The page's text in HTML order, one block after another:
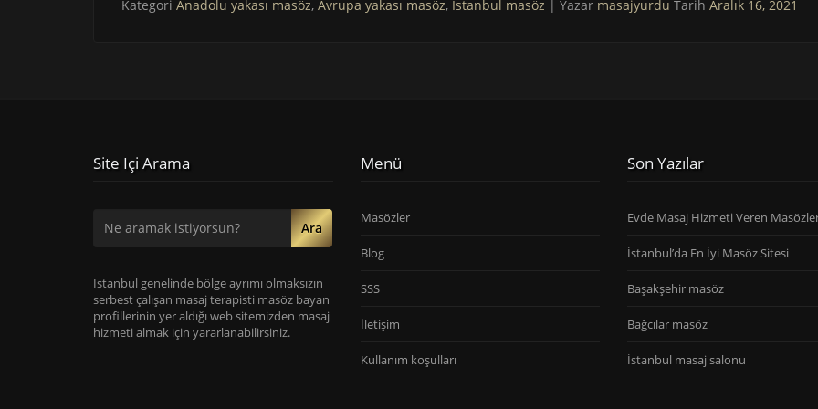
Kategori Anadolu yakası masöz, Avrupa yakası masöz, İstanbul masöz | Yazar masajyurdu Tarih Aralık 16, 2021
Site Içi Arama
Ara
İstanbul genelinde bölge ayrımı olmaksızın
serbest çalışan masaj terapisti masöz bayan
profillerinin yer aldığı web sitemizden masaj
hizmeti almak için yararlanabilirsiniz.
Menü
Masözler
Blog
SSS
İletişim
Kullanım koşulları
Son Yazılar
Evde Masaj Hizmeti Veren
İstanbul’da En İyi Masöz Sitesi
Başakşehir masöz
Bağcılar masöz
İstanbul masaj salonu